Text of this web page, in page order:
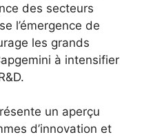
des secteurs
l’émergence de
les grands
à intensifier
un aperçu
d’innovation et